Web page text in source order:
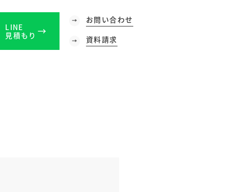
LINE
見積もり
お問い合わせ
資料請求